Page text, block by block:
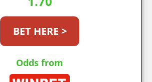
BET HERE >
Odds from